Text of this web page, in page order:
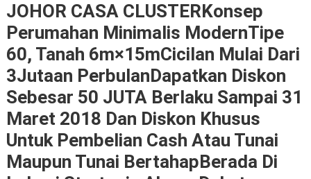
JOHOR CASA CLUSTERKonsep
Perumahan Minimalis ModernTipe
60, Tanah 6m×15mCicilan Mulai Dari
3Jutaan PerbulanDapatkan Diskon
Sebesar 50 JUTA Berlaku Sampai 31
Maret 2018 Dan Diskon Khusus
Untuk Pembelian Cash Atau Tunai
Maupun Tunai BertahapBerada Di